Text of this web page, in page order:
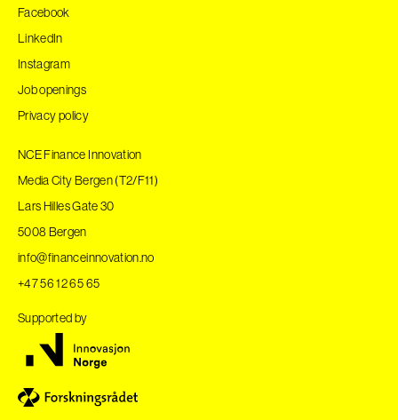
Facebook
LinkedIn
Instagram
Job openings
Privacy policy
NCE Finance Innovation
Media City Bergen (T2/F11)
Lars Hilles Gate 30
5008 Bergen
info@financeinnovation.no
+47 56 12 65 65
Supported by